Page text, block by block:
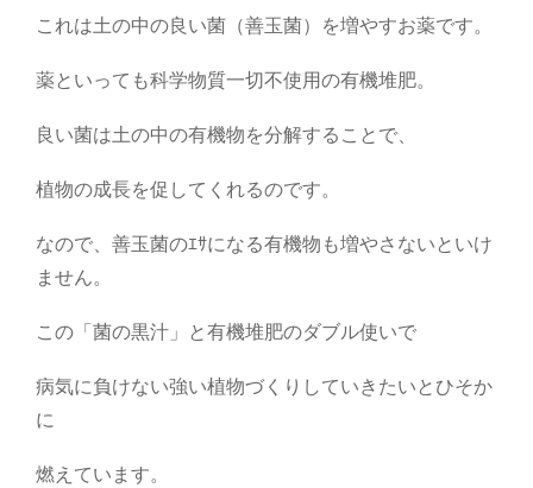
これは土の中の良い菌（善玉菌）を増やすお薬です。
薬といっても科学物質一切不使用の有機堆肥。
良い菌は土の中の有機物を分解することで、
植物の成長を促してくれるのです。
なので、善玉菌のｴｻになる有機物も増やさないといけ
ません。
この「菌の黒汁」と有機堆肥のダブル使いで
病気に負けない強い植物づくりしていきたいとひそか
に
燃えています。